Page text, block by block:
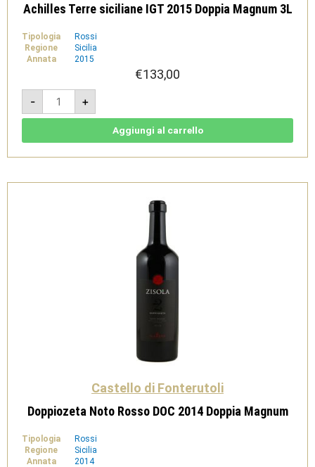
Achilles Terre siciliane IGT 2015 Doppia Magnum 3L
Tipologia
Rossi
Regione
Sicilia
Annata
2015
€133,00
-
Achilles
Terre
siciliane
IGT
3L
+
Aggiungi al carrello
Castello di Fonterutoli
Doppiozeta Noto Rosso DOC 2014 Doppia Magnum
Tipologia
Rossi
Regione
Sicilia
Annata
2014